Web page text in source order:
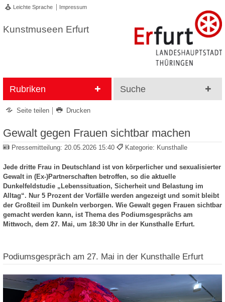
Leichte Sprache Impressum
Kunstmuseen Erfurt
Rubriken Suche
Seite teilen Drucken
Gewalt gegen Frauen sichtbar machen
Pressemitteilung: 20.05.2026 15:40 Kategorie: Kunsthalle
Jede dritte Frau in Deutschland ist von körperlicher und sexualisierter
Gewalt in (Ex-)Partnerschaften betroffen, so die aktuelle
Dunkelfeldstudie „Lebenssituation, Sicherheit und Belastung im
Alltag“. Nur 5 Prozent der Vorfälle werden angezeigt und somit bleibt
der Großteil im Dunkeln verborgen. Wie Gewalt gegen Frauen sichtbar
gemacht werden kann, ist Thema des Podiumsgesprächs am
Mittwoch, dem 27. Mai, um 18:30 Uhr in der Kunsthalle Erfurt.
Podiumsgespräch am 27. Mai in der Kunsthalle Erfurt